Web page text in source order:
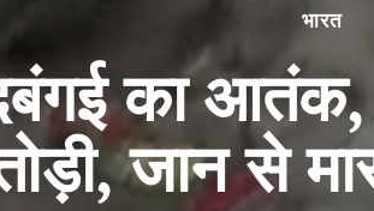
भारत
का आतंक,
जान से